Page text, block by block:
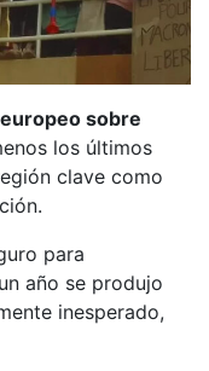
sobre
los últimos
clave como
para
año se produjo
inesperado,